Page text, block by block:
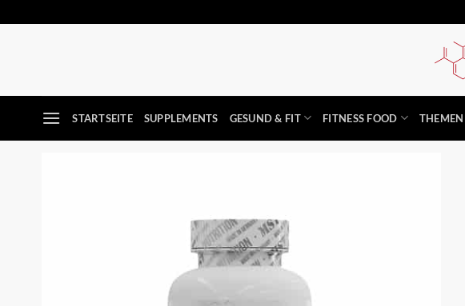
STARTSEITE SUPPLEMENTS GESUND & FIT FITNESS FOOD THEMEN